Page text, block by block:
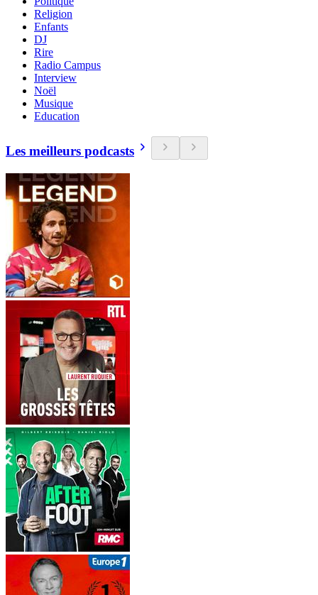
Religion
Enfants
DJ
Rire
Radio Campus
Interview
Noël
Musique
Education
Les meilleurs podcasts